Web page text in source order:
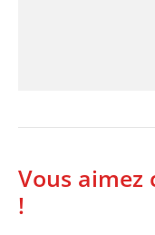
Vous aimez
!